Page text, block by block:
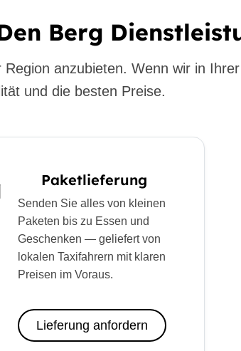
Berg
anzubieten. Wenn wir in
und die besten Preise.
Paketlieferung
Senden Sie alles von kleinen
Paketen bis zu Essen und
Geschenken — geliefert von
lokalen Taxifahrern mit klaren
Preisen im Voraus.
Lieferung anfordern